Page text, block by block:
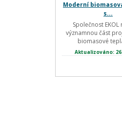
Moderní
s...
Společnost EKOL
významnou část
biomasové
Aktualizováno: